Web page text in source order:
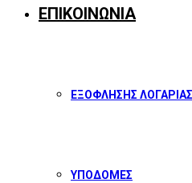
ΕΠΙΚΟΙΝΩΝΙΑ
ΕΞΟΦΛΗΣΗΣ
ΥΠΟΔΟΜΕΣ